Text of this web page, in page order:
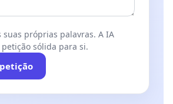
suas próprias palavras. A IA
sólida para si.